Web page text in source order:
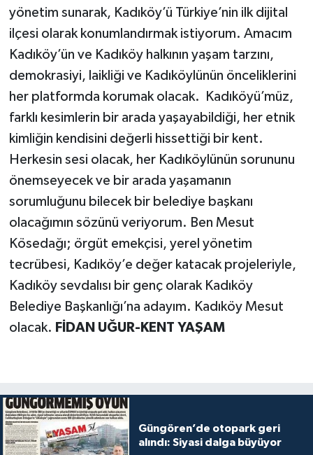
yönetim sunarak, Kadıköy’ü Türkiye’nin ilk dijital
ilçesi olarak konumlandırmak istiyorum. Amacım
Kadıköy’ün ve Kadıköy halkının yaşam tarzını,
demokrasiyi, laikliği ve Kadıköylünün önceliklerini
her platformda korumak olacak. Kadıköyü’müz,
farklı kesimlerin bir arada yaşayabildiği, her etnik
kimliğin kendisini değerli hissettiği bir kent.
Herkesin sesi olacak, her Kadıköylünün sorununu
önemseyecek ve bir arada yaşamanın
sorumluğunu bilecek bir belediye başkanı
olacağımın sözünü veriyorum. Ben Mesut
Kösedağı; örgüt emekçisi, yerel yönetim
tecrübesi, Kadıköy’e değer katacak projeleriyle,
Kadıköy sevdalısı bir genç olarak Kadıköy
Belediye Başkanlığı’na adayım. Kadıköy Mesut
olacak. FİDAN UĞUR-KENT YAŞAM
Güngören’de otopark geri
alındı: Siyasi dalga büyüyor